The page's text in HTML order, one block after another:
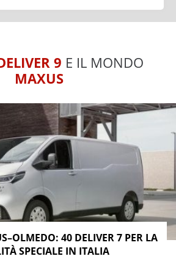
9 E IL MONDO
MAXUS
40 DELIVER 7 PER LA
SPECIALE IN ITALIA